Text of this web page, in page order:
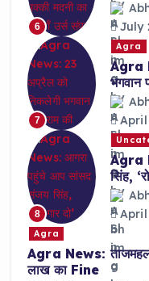
6
July
7
Agra
Agra
भगवान
April
8
Agra
सिंह,
April
Agra
Agra News: ताजमहल
लाख का Fine